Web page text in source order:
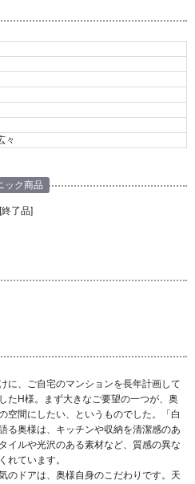
々
ック商品
了品]
に、ご自宅のマンションを長年計画して
たH様。まず大きなご要望の一つが、奥
空間にしたい、というものでした。「白
る奥様は、キッチンや収納を清潔感のあ
イルや光沢のある素材など、質感の異な
れています。
のドアは、奥様自身のこだわりです。天